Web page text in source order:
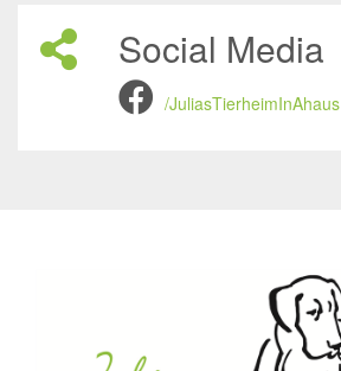
Social Media
/JuliasTierheimInAhaus